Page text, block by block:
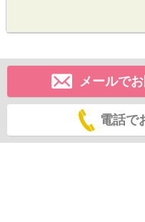
メールで
電話で